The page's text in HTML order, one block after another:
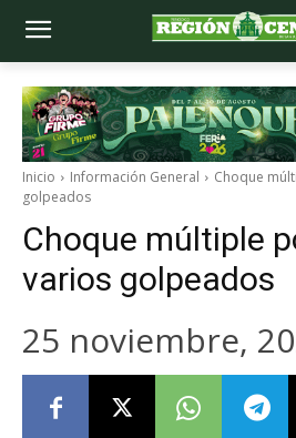
Inicio Información General
Choque
golpeados
Choque múltiple
varios golpeados
25 noviembre,